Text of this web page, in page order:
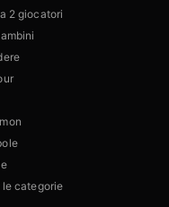
2 giocatori
le categorie